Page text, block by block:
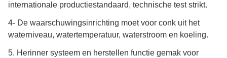
internationale productiestandaard, technische test strikt.
4- De waarschuwingsinrichting moet voor conk uit het
waterniveau, watertemperatuur, waterstroom en koeling.
5. Herinner systeem en herstellen functie gemak voor